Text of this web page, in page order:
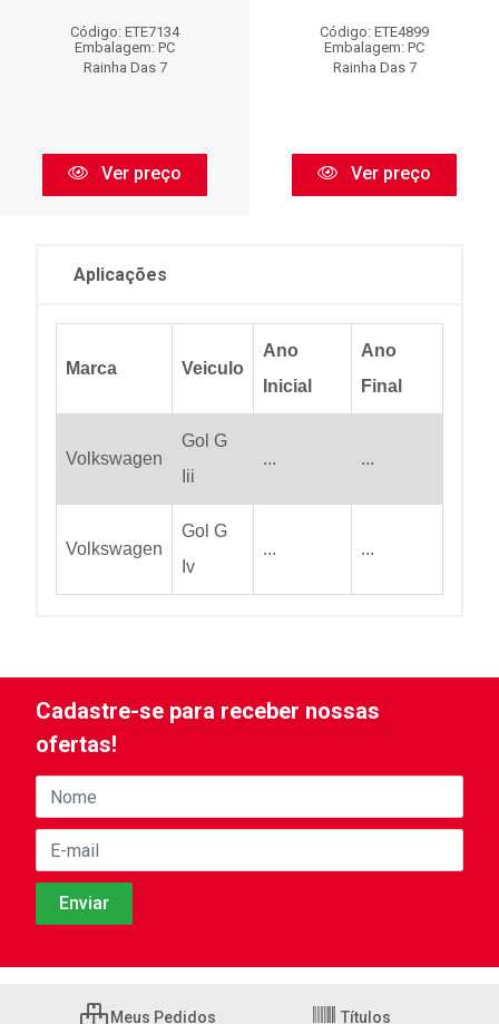
Código: ETE7134
Embalagem: PC
Rainha Das 7
Ver preço
Código: ETE4899
Embalagem: PC
Rainha Das 7
Ver preço
Aplicações
Marca Veiculo
Ano
Inicial
Ano
Final
Volkswagen
Gol G
Iii
... ...
Volkswagen
Gol G
Iv
... ...
Cadastre-se para receber nossas
ofertas!
Meus Pedidos Títulos